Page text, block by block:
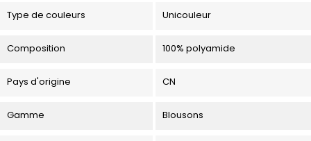
Type de couleurs Unicouleur
Composition 100% polyamide
Pays d'origine CN
Gamme Blousons